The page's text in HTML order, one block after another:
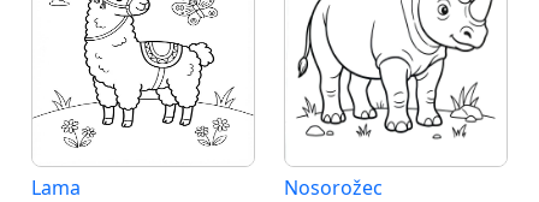
Lama Nosorožec